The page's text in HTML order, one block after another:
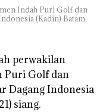
Indah Puri Golf dan
(Kadin) Batam,
perwakilan
Puri Golf dan
Dagang Indonesia
siang.